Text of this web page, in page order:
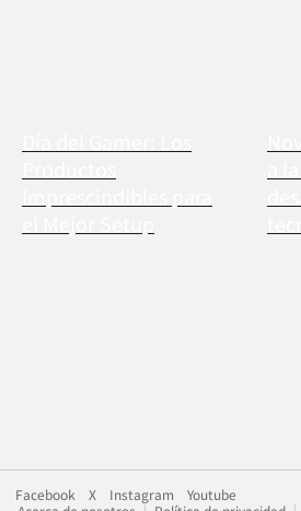
Facebook X Instagram
Youtube